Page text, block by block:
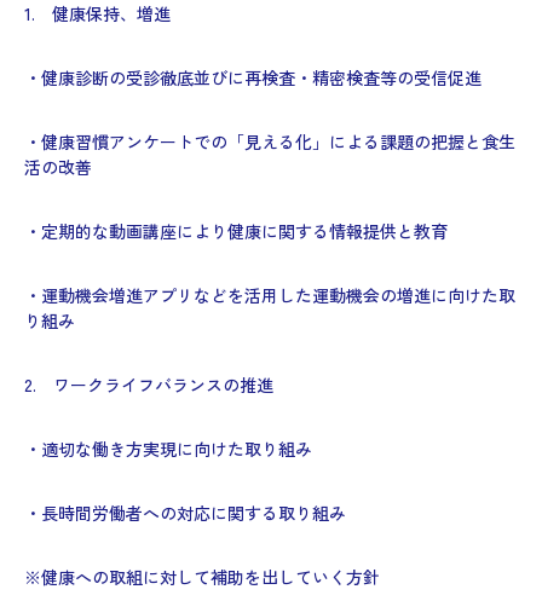
1. 健康保持、増進
・健康診断の受診徹底並びに再検査・精密検査等の受信促進
・健康習慣アンケートでの「見える化」による課題の把握と食生
活の改善
・定期的な動画講座により健康に関する情報提供と教育
・運動機会増進アプリなどを活用した運動機会の増進に向けた取
り組み
2. ワークライフバランスの推進
・適切な働き方実現に向けた取り組み
・長時間労働者への対応に関する取り組み
※健康への取組に対して補助を出していく方針